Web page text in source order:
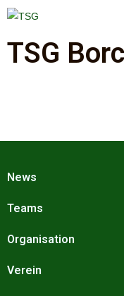
TSG
News
Teams
Organisation
Verein